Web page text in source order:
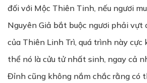
đối với Mộc Thiên Tinh, nếu ngươi
Nguyên Giả bắt buộc ngươi phải vựt
của Thiên Linh Trì, quá trình này cực
thể nó là cửu tử nhất sinh, ngay cả
Đỉnh cũng không nắm chắc rằng có